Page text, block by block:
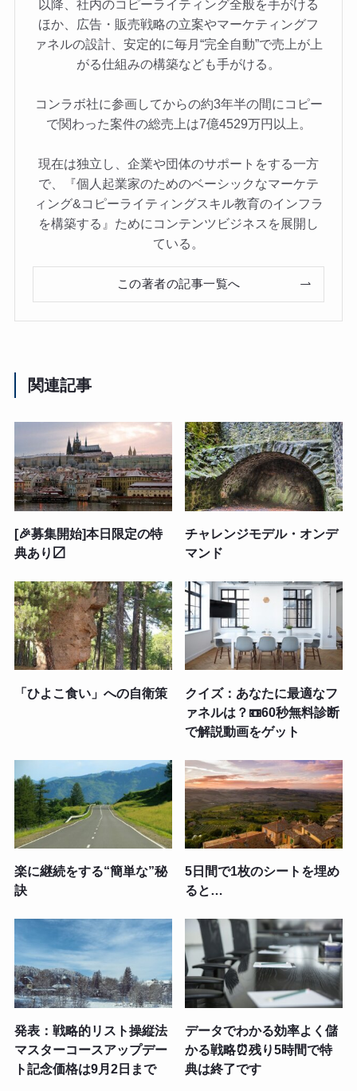
以降、社内のコピーライティング全般を手がける
ほか、広告・販売戦略の立案やマーケティングフ
ァネルの設計、安定的に毎月“完全自動”で売上が上
がる仕組みの構築なども手がける。
コンラボ社に参画してからの約3年半の間にコピー
で関わった案件の総売上は7億4529万円以上。
現在は独立し、企業や団体のサポートをする一方
で、『個人起業家のためのベーシックなマーケテ
ィング&コピーライティングスキル教育のインフラ
を構築する』ためにコンテンツビジネスを展開し
ている。
この著者の記事一覧へ
関連記事
[🎉募集開始]本日限定の特
典あり〼
チャレンジモデル・オンデ
マンド
「ひよこ食い」への自衛策
クイズ：あなたに最適なフ
ァネルは？📼60秒無料診断
で解説動画をゲット
楽に継続をする“簡単な”秘
訣
5日間で1枚のシートを埋め
ると…
発表：戦略的リスト操縦法
マスターコースアップデー
ト記念価格は9月2日まで
データでわかる効率よく儲
かる戦略⏰残り5時間で特
典は終了です